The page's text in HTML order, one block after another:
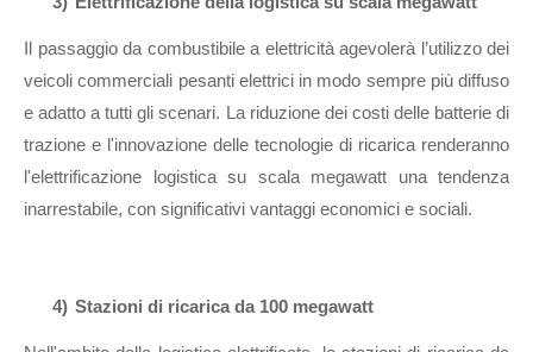
Il passaggio da combustibile a elettricità agevolerà l’utilizzo dei
veicoli commerciali pesanti elettrici in modo sempre più diffuso
e adatto a tutti gli scenari. La riduzione dei costi delle batterie di
trazione e l'innovazione delle tecnologie di ricarica renderanno
l'elettrificazione logistica su scala megawatt una tendenza
inarrestabile, con significativi vantaggi economici e sociali.
4) Stazioni di ricarica da 100 megawatt